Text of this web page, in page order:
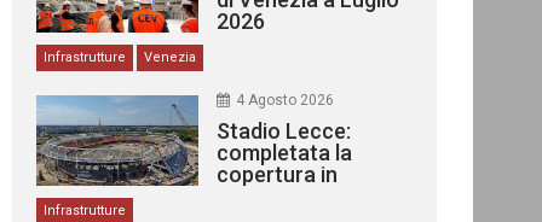
2026
Infrastrutture Venezia
4 Agosto 2026
Stadio Lecce:
completata la
copertura in
Infrastrutture